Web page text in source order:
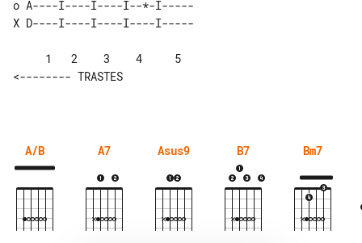
o A----I----I----I--*-I-----
<-------- TRASTES
A/B A7 Asus9 B7 Bm7